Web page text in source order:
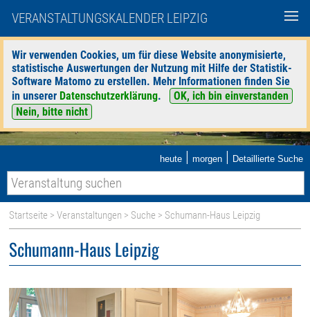
VERANSTALTUNGSKALENDER LEIPZIG
Wir verwenden Cookies, um für diese Website anonymisierte,
statistische Auswertungen der Nutzung mit Hilfe der Statistik-
Software Matomo zu erstellen. Mehr Informationen finden Sie
in unserer Datenschutzerklärung.
OK, ich bin einverstanden
Nein, bitte nicht
heute | morgen | Detaillierte Suche
Startseite >Veranstaltungen > Suche > Schumann-Haus Leipzig
Schumann-Haus Leipzig